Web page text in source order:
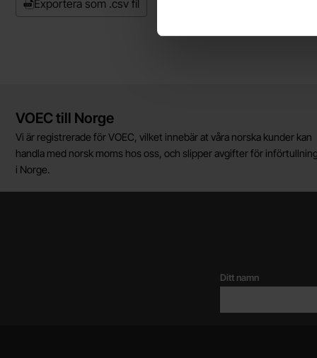
Exportera som .csv fil
Kort allmän information
VOEC till Norge
Vi är registrerade för VOEC, vilket innebär at våra norska kunder kan
handla med norsk moms hos oss, och slipper avgifter för införtullning
i Norge.
Ditt namn